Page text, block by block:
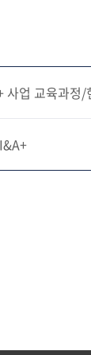
업 교육과정